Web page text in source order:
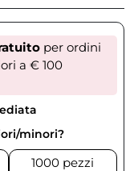
per ordini
a € 100
minori?
1000 pezzi